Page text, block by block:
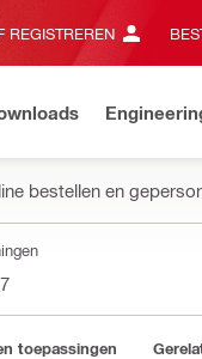
REGISTREREN
bestellen en
toepassingen